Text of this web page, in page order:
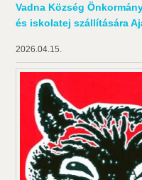
Vadna Község
és iskolatej szállítására
2026.04.15.